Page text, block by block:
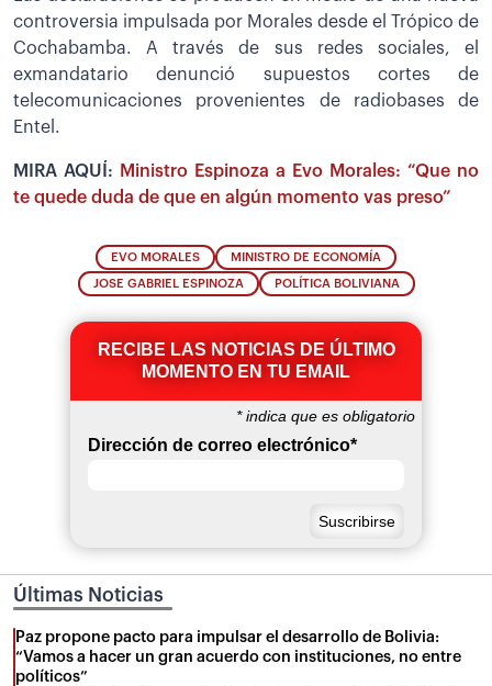
controversia impulsada por Morales desde el Trópico de
Cochabamba. A través de sus redes sociales, el
exmandatario denunció supuestos cortes de
telecomunicaciones provenientes de radiobases de
Entel.
MIRA AQUÍ:
Ministro Espinoza a Evo Morales: “Que no
te quede duda de que en algún momento vas preso”
EVO MORALES MINISTRO DE ECONOMÍA
JOSE GABRIEL ESPINOZA POLÍTICA BOLIVIANA
RECIBE LAS NOTICIAS DE ÚLTIMO
MOMENTO EN TU EMAIL
*indica que es obligatorio
Dirección de correo electrónico*
Últimas Noticias
Paz propone pacto para impulsar el desarrollo de Bolivia:
“Vamos a hacer un gran acuerdo con instituciones, no entre
políticos”